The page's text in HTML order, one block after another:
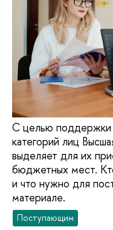
С целью поддержки
категорий лиц
выделяет для их
бюджетных мест.
и что нужно для
материале.
Поступающим